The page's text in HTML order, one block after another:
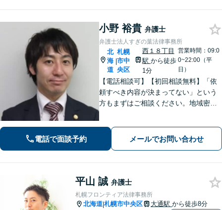
小野 裕貴 弁護士
弁護士法人すぎの葉法律事務所
北
海
道
|
札幌
市中
央区
西１８丁目
駅 から徒歩
1分
営業時間：09:0
0~22:00（平
日）
【電話相談可】【初回相談無料】「依
頼すべき内容が決まってない」という
方もまずはご相談ください。地域密着
解決を目指します。刑事事件、離婚問
題、企業法務など幅広く対応できます
電話で面談予約 メールでお問い合わせ
平山 誠 弁護士
札幌フロンティア法律事務所
北海道|札幌市中央区 大通駅 から徒歩8分